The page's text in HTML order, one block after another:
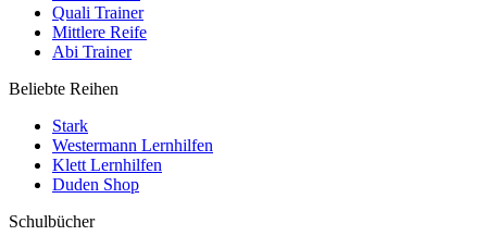
Quali Trainer
Mittlere Reife
Abi Trainer
Beliebte Reihen
Stark
Westermann Lernhilfen
Klett Lernhilfen
Duden Shop
Schulbücher